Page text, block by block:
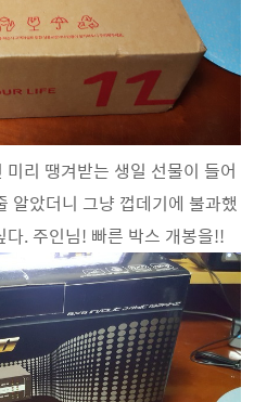
리 땡겨받는 생일 선물이 들어
알았더니 그냥 껍데기에 불과했
. 주인님! 빠른 박스 개봉을!!